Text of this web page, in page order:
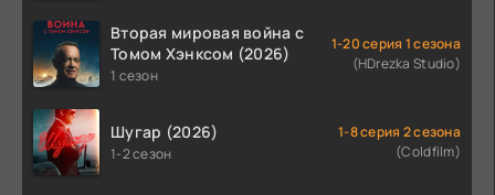
Вторая мировая война с
Томом Хэнксом (2026)
1 сезон
1-20 серия 1 сезона
(HDrezka Studio)
Шугар (2026)
1-2 сезон
1-8 серия 2 сезона
(Coldfilm)